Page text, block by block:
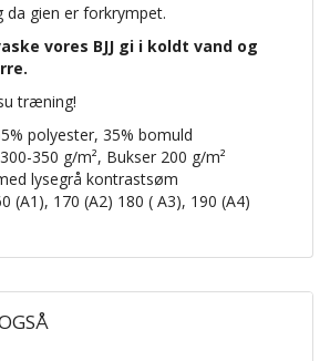
da gien er forkrympet.
vores BJJ gi i koldt vand og
træning!
polyester, 35% bomuld
350 g/m², Bukser 200 g/m²
lysegrå kontrastsøm
(A1), 170 (A2) 180 ( A3), 190 (A4)